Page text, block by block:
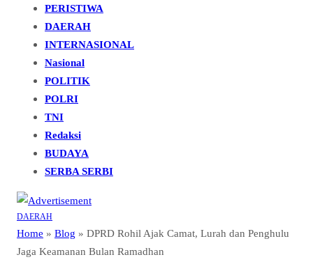
PERISTIWA
DAERAH
INTERNASIONAL
Nasional
POLITIK
POLRI
TNI
Redaksi
BUDAYA
SERBA SERBI
DAERAH
Home » Blog » DPRD Rohil Ajak Camat, Lurah dan Penghulu
Jaga Keamanan Bulan Ramadhan